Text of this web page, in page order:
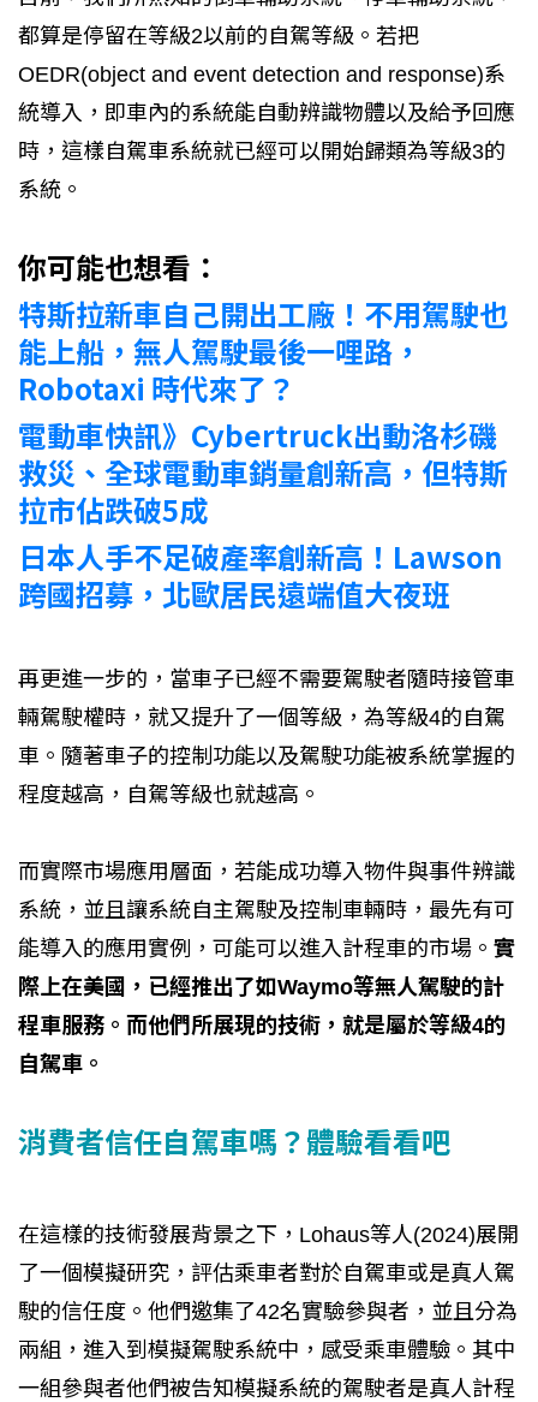
都算是停留在等級2以前的自駕等級。若把
OEDR(object and event detection and response)系
統導入，即車內的系統能自動辨識物體以及給予回應
時，這樣自駕車系統就已經可以開始歸類為等級3的
系統。
你可能也想看：
特斯拉新車自己開出工廠！不用駕駛也
能上船，無人駕駛最後一哩路，
Robotaxi 時代來了？
電動車快訊》Cybertruck出動洛杉磯
救災、全球電動車銷量創新高，但特斯
拉市佔跌破5成​
日本人手不足破產率創新高！Lawson
跨國招募，北歐居民遠端值大夜班​
再更進一步的，當車子已經不需要駕駛者隨時接管車
輛駕駛權時，就又提升了一個等級，為等級4的自駕
車。隨著車子的控制功能以及駕駛功能被系統掌握的
程度越高，自駕等級也就越高。
而實際市場應用層面，若能成功導入物件與事件辨識
系統，並且讓系統自主駕駛及控制車輛時，最先有可
能導入的應用實例，可能可以進入計程車的市場。 實
際上在美國，已經推出了如Waymo等無人駕駛的計
程車服務。而他們所展現的技術，就是屬於等級4的
自駕車。
消費者信任自駕車嗎？體驗看看吧
在這樣的技術發展背景之下，Lohaus等人(2024)展開
了一個模擬研究，評估乘車者對於自駕車或是真人駕
駛的信任度。他們邀集了42名實驗參與者，並且分為
兩組，進入到模擬駕駛系統中，感受乘車體驗。其中
一組參與者他們被告知模擬系統的駕駛者是真人計程